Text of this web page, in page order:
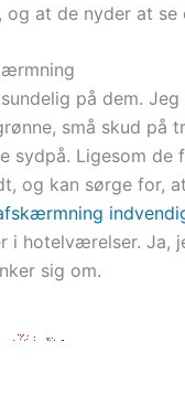
og at de nyder at
på dem.
små skud
sydpå. Ligesom
og kan sørge for,
i hotelværelser. Ja,
sig om.